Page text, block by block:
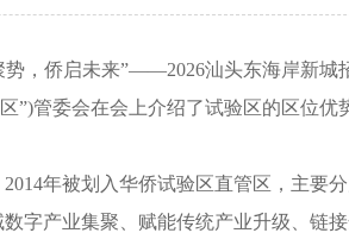
侨启未来”——2026汕头东海岸新城
管委会在会上介绍了试验区的区位优
年被划入华侨试验区直管区，主要
字产业集聚、赋能传统产业升级、链接